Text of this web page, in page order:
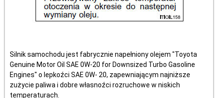
Silnik samochodu jest fabrycznie napełniony olejem "Toyota
Genuine Motor Oil SAE 0W-20 for Downsized Turbo Gasoline
Engines" o lepkoźci SAE 0W- 20, zapewniającym najniższe
zużycie paliwa i dobre własnoźci rozruchowe w niskich
temperaturach.